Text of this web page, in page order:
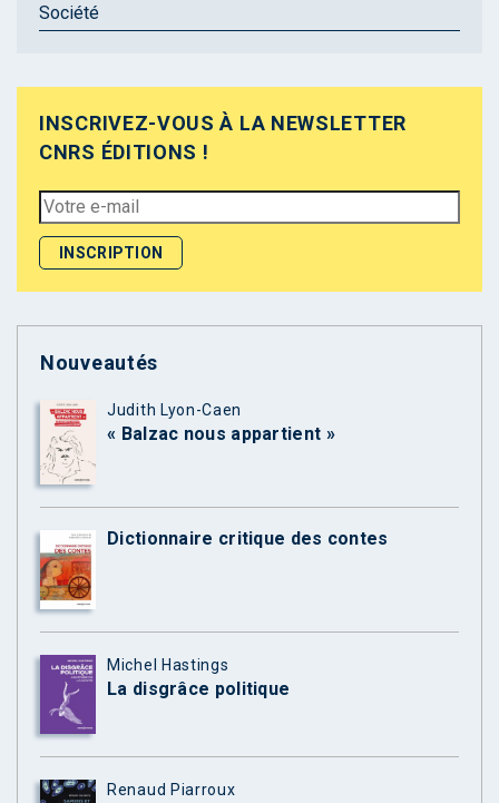
Société
INSCRIVEZ-VOUS À LA NEWSLETTER
CNRS ÉDITIONS !
Nouveautés
Judith Lyon-Caen
« Balzac nous appartient »
Dictionnaire critique des contes
Michel Hastings
La disgrâce politique
Renaud Piarroux